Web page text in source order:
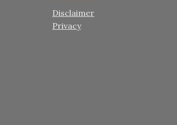
Disclaimer
Privacy